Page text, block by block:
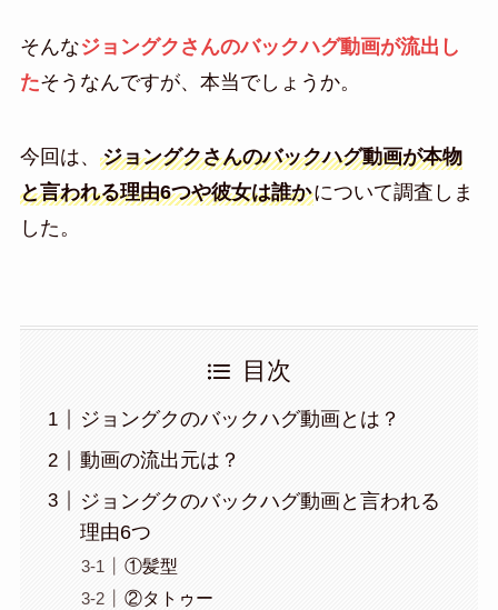
そんなジョングクさんのバックハグ動画が流出し
たそうなんですが、本当でしょうか。
今回は、 ジョングクさんのバックハグ動画が本物
と言われる理由6つや彼女は誰かについて調査しま
した。
目次
ジョングクのバックハグ動画とは？
動画の流出元は？
ジョングクのバックハグ動画と言われる
理由6つ
①髪型
②タトゥー